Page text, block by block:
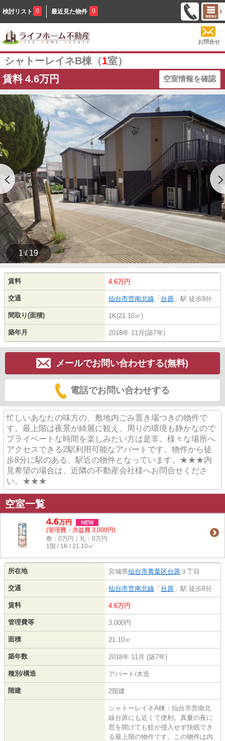
検討リスト 0 最近見た物件 0
お問合せ
シャトーレイネB棟（1室）
賃料 4.6万円 空室情報を確認
1 / 19
賃料 4.6万円
交通 仙台市営南北線 「 台原 」駅 徒歩8分
間取り(面積) 1K(21.10㎡)
築年月 2018年 11月(築7年)
メールでお問い合わせする(無料)
電話でお問い合わせする
忙しいあなたの味方の、敷地内ごみ置き場つきの物件で
す。最上階は夜景が綺麗に観え、周りの環境も静かなので
プライベートな時間を楽しみたい方は是非。様々な場所へ
アクセスできる2駅利用可能なアパートです。物件から徒
歩8分に駅のある、駅近の物件となっています。★★★内
見希望の場合は、近隣の不動産会社様へお問合せくださ
い。★★★
空室一覧
4.6万円 NEW
(管理費・共益費 3,000円)
敷：0万円｜礼：0万円
1階 / 1K / 21.10㎡
所在地 宮城県仙台市青葉区台原 ３丁目
交通 仙台市営南北線 「 台原 」駅 徒歩8分
賃料 4.6万円
管理費等 3,000円
面積 21.10㎡
築年数 2018年 11月 (築7年)
種別/構造 アパート/木造
階建 2階建
シャトーレイネA棟：仙台市営南北
線台原にも近くて便利。真夏の夜に
窓を開けても蚊が侵入せず快眠でき
る最上階の物件です。この物件は内